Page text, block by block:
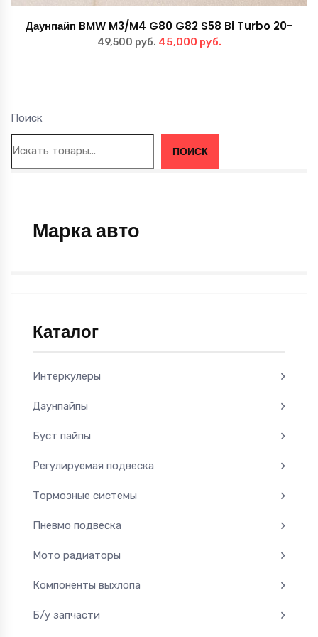
Поиск
ПОИСК
Марка авто
Каталог
Интеркулеры
Даунпайпы
Буст пайпы
Регулируемая подвеска
Тормозные системы
Пневмо подвеска
Мото радиаторы
Компоненты выхлопа
Б/у запчасти
Даунпайп BMW M3/M4 G80 G82 S58 Bi Turbo 20-
49,500руб. Первоначальная
45,000 руб.Текущая